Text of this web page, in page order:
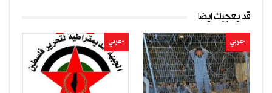
قد يعجبك ايضا
-عربي -عربي